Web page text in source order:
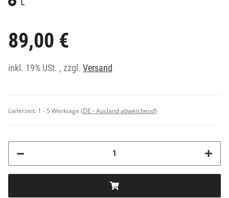
89,00 €
inkl. 19% USt. , zzgl. Versand
Lieferzeit: 1 - 5 Werktage (DE - Ausland abweichend)